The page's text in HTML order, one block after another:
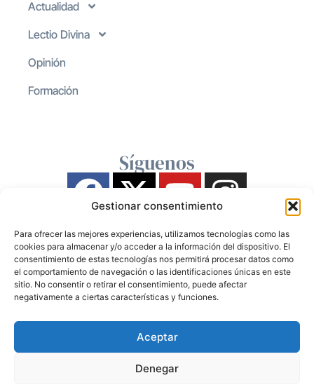
Gestionar consentimiento
Para ofrecer las mejores experiencias, utilizamos tecnologías como las
cookies para almacenar y/o acceder a la información del dispositivo. El
consentimiento de estas tecnologías nos permitirá procesar datos como
el comportamiento de navegación o las identificaciones únicas en este
sitio. No consentir o retirar el consentimiento, puede afectar
negativamente a ciertas características y funciones.
Aceptar
Denegar
Actualidad
Lectio Divina
Opinión
Formación
Síguenos